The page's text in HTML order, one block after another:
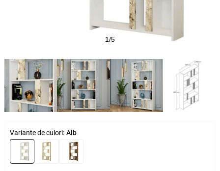
1/5
Variante de culori: Alb